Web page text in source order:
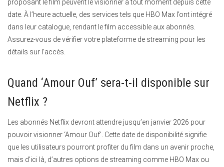
proposant le film peuvent le visionner à tout moment depuis cette
date. À l’heure actuelle, des services tels que HBO Max l’ont intégré
dans leur catalogue, rendant le film accessible aux abonnés.
Assurez-vous de vérifier votre plateforme de streaming pour les
détails sur l’accès.
Quand ‘Amour Ouf’ sera-t-il disponible sur
Netflix ?
Les abonnés Netflix devront attendre jusqu’en janvier 2026 pour
pouvoir visionner ‘Amour Ouf’. Cette date de disponibilité signifie
que les utilisateurs pourront profiter du film dans un avenir proche,
mais d’ici là, d’autres options de streaming comme HBO Max ou